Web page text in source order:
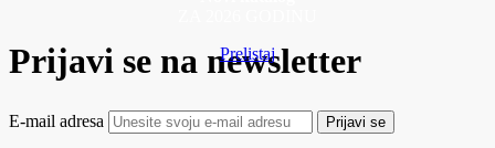
Prelistaj
Prijavi se na newsletter
E-mail adresa Prijavi se